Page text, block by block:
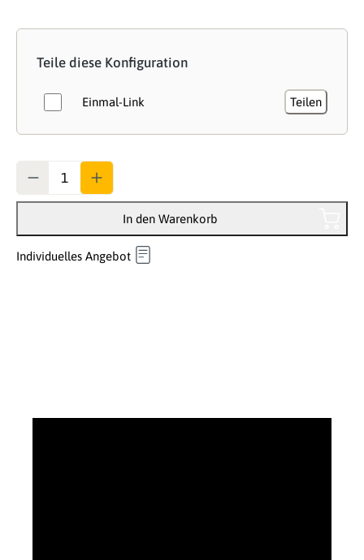
Teile diese Konfiguration
Einmal-Link Teilen
In den Warenkorb
Individuelles Angebot